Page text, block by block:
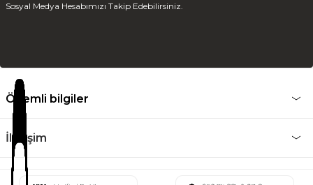
Sosyal Medya Hesabımızı Takip Edebilirsiniz.
Önemli bilgiler
İletişim